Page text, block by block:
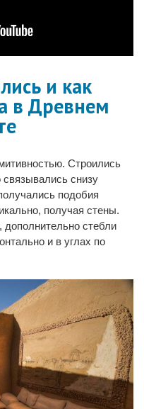
и как
в Древнем
Строились
связывались снизу
подобия
получая стены.
стебли
и в углах по